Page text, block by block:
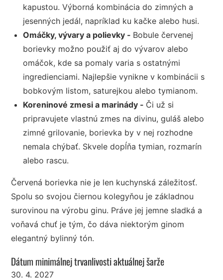
kapustou. Výborná kombinácia do zimných a
jesenných jedál, napríklad ku kačke alebo husi.
Omáčky, vývary a polievky - Bobule červenej
borievky možno použiť aj do vývarov alebo
omáčok, kde sa pomaly varia s ostatnými
ingredienciami. Najlepšie vynikne v kombinácii s
bobkovým listom, saturejkou alebo tymianom.
Koreninové zmesi a marinády - Či už si
pripravujete vlastnú zmes na divinu, guláš alebo
zimné grilovanie, borievka by v nej rozhodne
nemala chýbať. Skvele dopĺňa tymian, rozmarín
alebo rascu.
Červená borievka nie je len kuchynská záležitosť.
Spolu so svojou čiernou kolegyňou je základnou
surovinou na výrobu ginu. Práve jej jemne sladká a
voňavá chuť je tým, čo dáva niektorým ginom
elegantný bylinný tón.
Dátum minimálnej trvanlivosti aktuálnej šarže
30. 4. 2027